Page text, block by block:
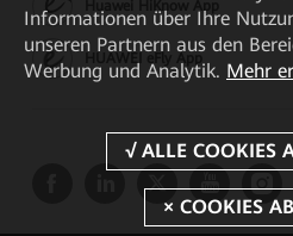
Huawei HiKnow App
HUAWEI eFly App
Informationen über Ihre
unseren Partnern aus den
Werbung und Analytik. Mehr